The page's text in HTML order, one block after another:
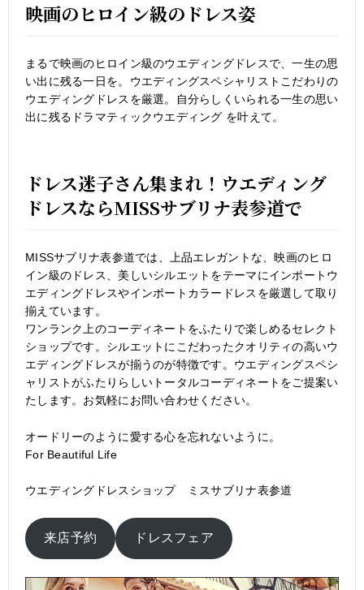
映画のヒロイン級のドレス姿
まるで映画のヒロイン級のウエディングドレスで、一生の思
い出に残る一日を。ウエディングスペシャリストこだわりの
ウエディングドレスを厳選。自分らしくいられる一生の思い
出に残るドラマティックウエディング を叶えて。
ドレス迷子さん集まれ！ウエディング
ドレスならMISSサブリナ表参道で
MISSサブリナ表参道では、上品エレガントな、映画のヒロ
イン級のドレス、美しいシルエットをテーマにインポートウ
エディングドレスやインポートカラードレスを厳選して取り
揃えています。
ワンランク上のコーディネートをふたりで楽しめるセレクト
ショップです。シルエットにこだわったクオリティの高いウ
エディングドレスが揃うのが特徴です。ウエディングスペシ
ャリストがふたりらしいトータルコーディネートをご提案い
たします。お気軽にお問い合わせください。
オードリーのように愛する心を忘れないように。
For Beautiful Life
ウエディングドレスショップ ミスサブリナ表参道
来店予約 ドレスフェア